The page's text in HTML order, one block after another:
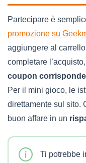
Partecipare è
promozione su
aggiungere al
completare l’acquisto,
coupon
Per il mini gioco, le
direttamente sul sito.
buon affare in un
Ti potrebbe